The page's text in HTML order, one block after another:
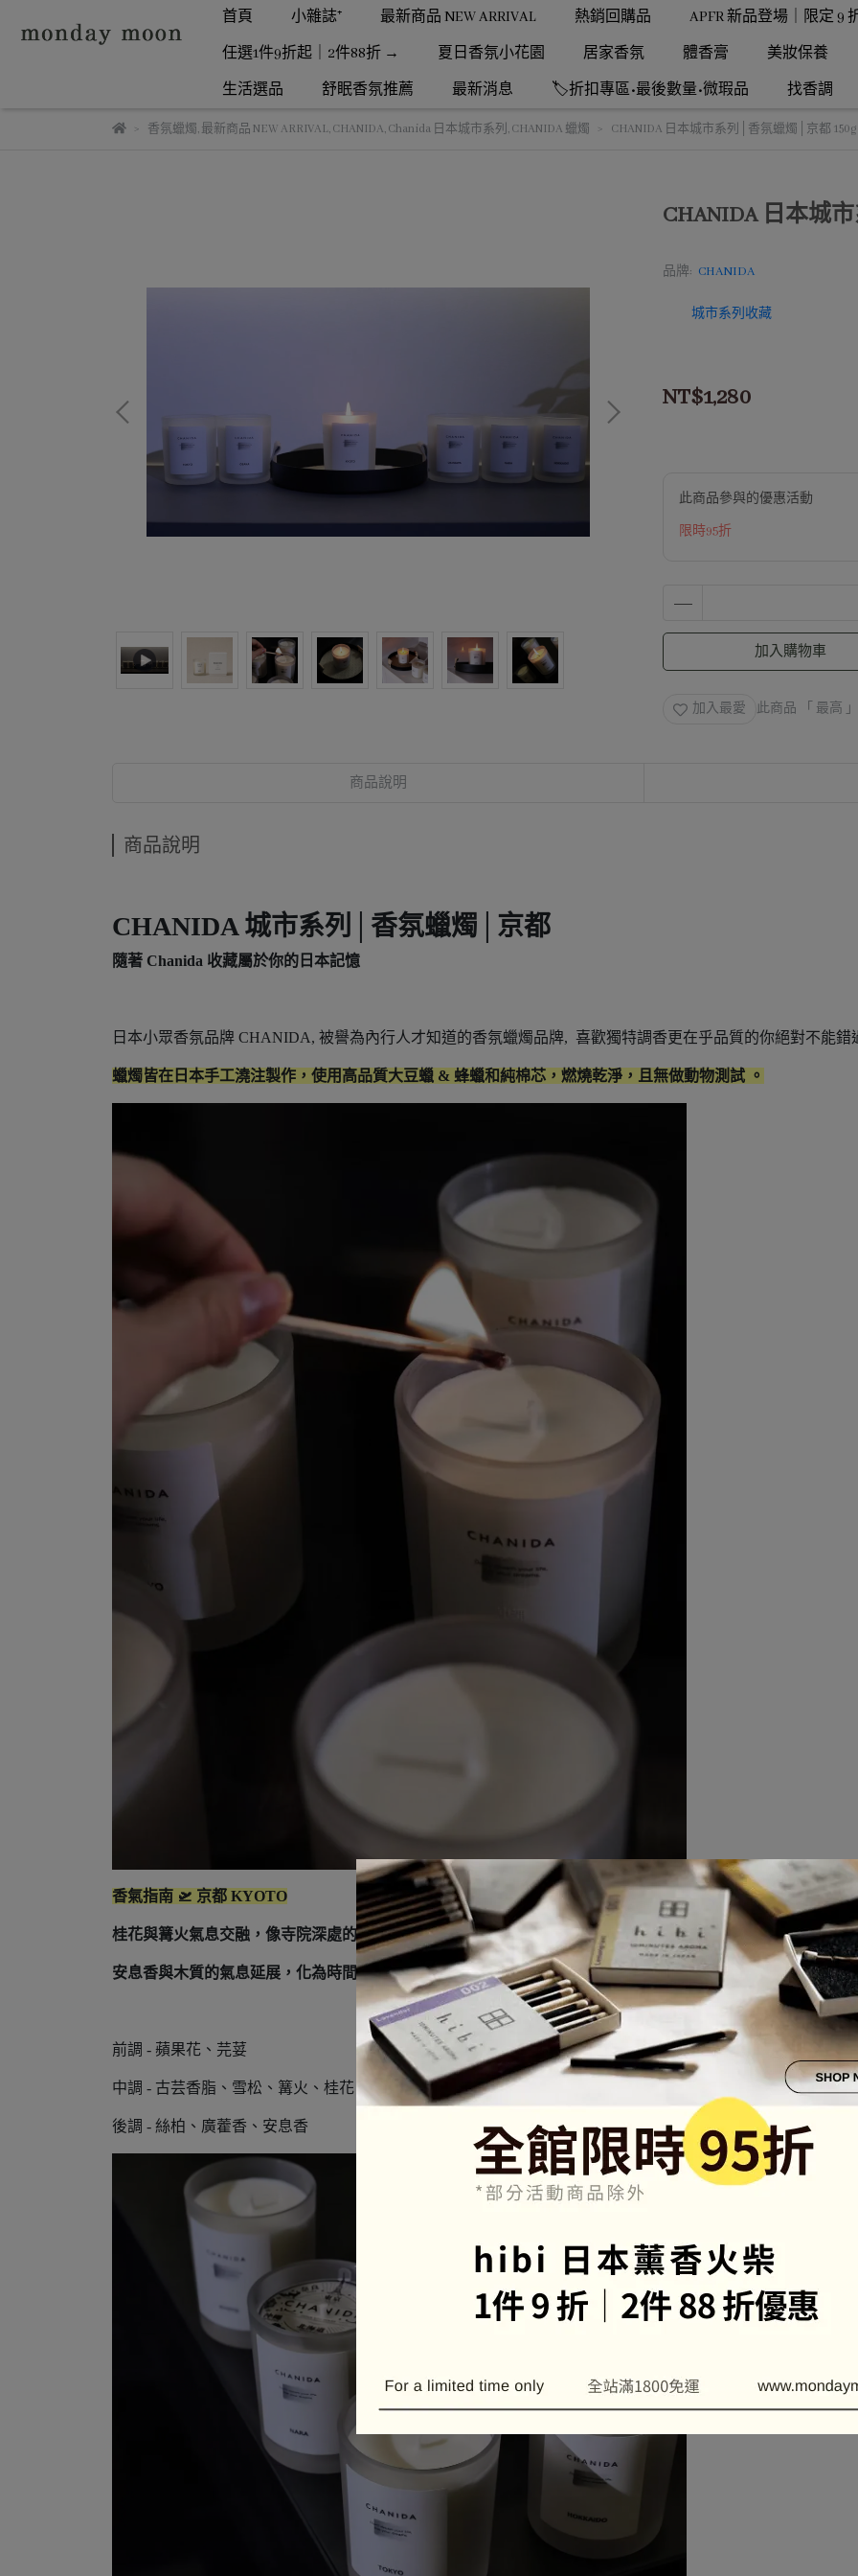
首頁 小雜誌⁺ 最新商品 NEW ARRIVAL 熱銷回購品 APFR 新品登場｜限定 9
任選1件9折起｜2件88折 → 夏日香氛小花園 居家香氛 體香膏 美妝保養
生活選品 舒眠香氛推薦 最新消息 🏷️折扣專區•最後數量•微瑕品 找香調
香氛蠟燭, 最新商品 NEW ARRIVAL, CHANIDA, Chanida 日本城市系列 , CHANIDA 蠟燭 CHANIDA 日本城市系列│香氛蠟燭│京都 150g
CHANIDA 日本城
品牌: CHANIDA
城市系列收藏
NT$1,280
此商品參與的優惠活動
限時95折
加入購物車
加入最愛 此商品 「 最高
商品說明
商品說明
CHANIDA 城市系列│香氛蠟燭│京都
隨著 Chanida 收藏屬於你的日本記憶
日本小眾香氛品牌 CHANIDA, 被譽為內行人才知道的香氛蠟燭品牌, 喜歡獨特調香更在乎品質的你絕對不能錯
蠟燭皆在日本手工澆注製作，使用高品質大豆蠟 & 蜂蠟和純棉芯，燃燒乾淨，且無做動物測試 。
香氣指南 🛫 京都 KYOTO
桂花與篝火氣息交融，像寺院深處的香煙。
安息香與木質的氣息延展，化為時間的香味。
前調 - 蘋果花、芫荽
中調 - 古芸香脂、雪松、篝火、桂花
後調 - 絲柏、廣藿香、安息香